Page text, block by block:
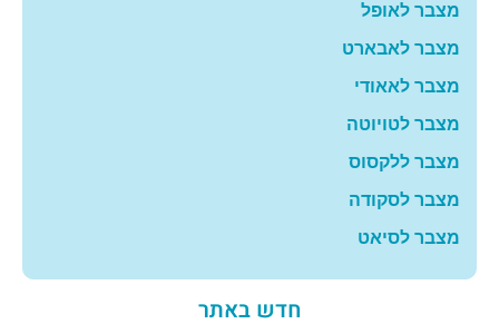
מצבר לאופל
מצבר לאבארט
מצבר לאאודי
מצבר לטויוטה
מצבר ללקסוס
מצבר לסקודה
מצבר לסיאט
חדש באתר